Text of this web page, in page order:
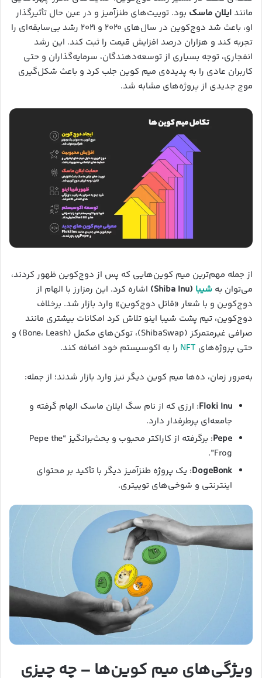
مانندایلان ماسک بود. توییت‌های طنزآمیز و در عین حال تأثیرگذار
او، باعث شد دوج‌کوین در سال‌های ۲۰۲۰ و ۲۰۲۱ رشد بی‌سابقه‌ای را
تجربه کند و هزاران درصد افزایش قیمت را ثبت کند. این رشد
انفجاری، توجه بسیاری از توسعه‌دهندگان، سرمایه‌گذاران و حتی
کاربران عادی را به پدیده‌ی میم کوین جلب کرد و باعث شکل‌گیری
موج جدیدی از پروژه‌های مشابه شد.
از جمله مهم‌ترین میم کوین‌هایی که پس از دوج‌کوین ظهور کردند،
می‌توان به شیبا (Shiba Inu)
اشاره کرد. این رمزارز با الهام از
دوج‌کوین و با شعار «قاتل دوج‌کوین» وارد بازار شد. برخلاف
دوج‌کوین، تیم پشت شیبا اینو تلاش کرد امکانات بیشتری مانند
صرافی غیرمتمرکز (ShibaSwap)، توکن‌های مکمل (Bone، Leash) و
حتی پروژه‌های NFT را به اکوسیستم خود اضافه کند.
به‌مرور زمان، ده‌ها میم کوین دیگر نیز وارد بازار شدند؛ از جمله:
Floki Inu: ارزی که از نام سگ ایلان ماسک الهام گرفته و
جامعه‌ای پرطرفدار دارد.
Pepe
: برگرفته از کاراکتر محبوب و بحث‌برانگیز “Pepe the
Frog”.
DogeBonk: یک پروژه طنزآمیز دیگر با تأکید بر محتوای
اینترنتی و شوخی‌های توییتری.
ویژگی‌های میم کوین‌ها – چه چیزی